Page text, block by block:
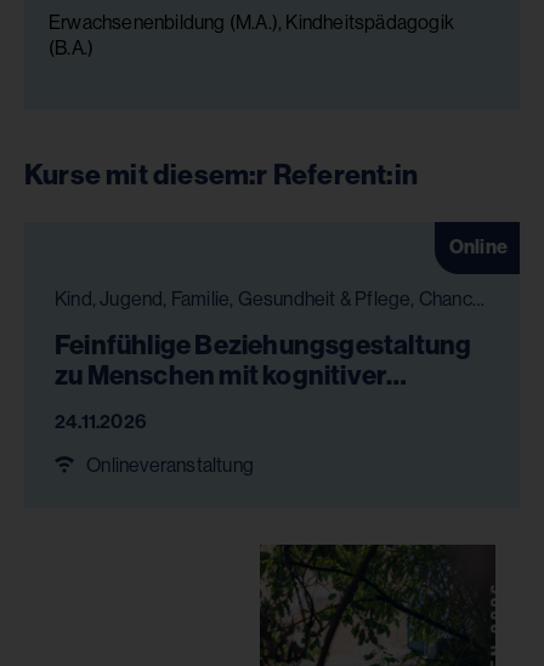
Erwachsenenbildung (M.A.), Kindheitspädagogik
(B.A.)
Kurse mit diesem:r Referent:in
Online
Kind, Jugend, Familie, Gesundheit & Pflege, Chancengleichheit
Feinfühlige Beziehungsgestaltung
zu Menschen mit kognitiver
Beeinträchtigung
24.11.2026
Onlineveranstaltung